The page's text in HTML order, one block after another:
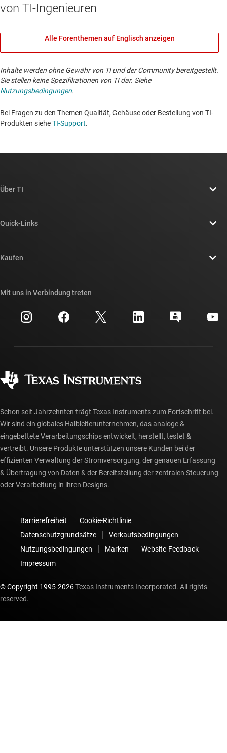
von TI-Ingenieuren
Alle Forenthemen auf Englisch anzeigen
Inhalte werden ohne Gewähr von TI und der Community bereitgestellt.
Sie stellen keine Spezifikationen von TI dar. Siehe
Nutzungsbedingungen.
Bei Fragen zu den Themen Qualität, Gehäuse oder Bestellung von TI-
Produkten sieheTI-Support. ​​​​​​​​​​​​​​
Über TI
Newsroom
Investorenbeziehungen
Fertigung
Quick-Links
Querverweis-Suche
Kundensupportzentrum
myTI-Konto FAQs
Kaufen
Häufig gestellte Fragen zu Bestellungen
Mit uns in Verbindung treten
Schon seit Jahrzehnten trägt Texas Instruments zum Fortschritt bei.
Wir sind ein globales Halbleiterunternehmen, das analoge &
eingebettete Verarbeitungschips entwickelt, herstellt, testet &
vertreibt. Unsere Produkte unterstützen unsere Kunden bei der
effizienten Verwaltung der Stromversorgung, der genauen Erfassung
& Übertragung von Daten & der Bereitstellung der zentralen Steuerung
oder Verarbeitung in ihren Designs.
Barrierefreiheit
Cookie-Richtlinie
Datenschutzgrundsätze
Verkaufsbedingungen
Nutzungsbedingungen
Marken
Website-Feedback
Impressum
© Copyright 1995-2026Texas Instruments Incorporated. All rights
reserved.